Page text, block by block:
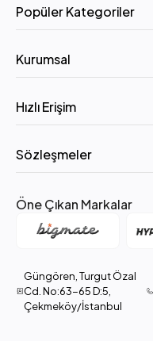
Popüler Kategoriler
Kurumsal
Hızlı Erişim
Sözleşmeler
Öne Çıkan Markalar
Güngören, Turgut Özal
Cd. No:63-65 D:5,
Çekmeköy/İstanbul